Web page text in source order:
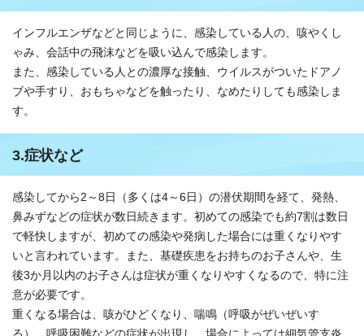
インフルエンザなどと同じように、感染している人の、咳やくし
ゃみ、会話中の飛沫などを吸い込んで感染します。
また、感染している人との濃厚な接触、ウイルスがついたドアノ
ブや手すり、おもちゃなどを触ったり、なめたりしても感染しま
す。
3.症状など
感染してから2～8日（多くは4～6日）の潜伏期間を経て、発熱、
鼻みずなどの症状が数日続きます。初めての感染でも約7割は数日
で軽快しますが、初めての感染や発病した場合には重くなりやす
いと言われています。また、基礎疾患をお持ちのお子さんや、生
後3か月以内のお子さんは症状が重くなりやすくなるので、特に注
意が必要です。
重くなる場合は、咳がひどくなり、喘鳴（呼吸がぜいぜいす